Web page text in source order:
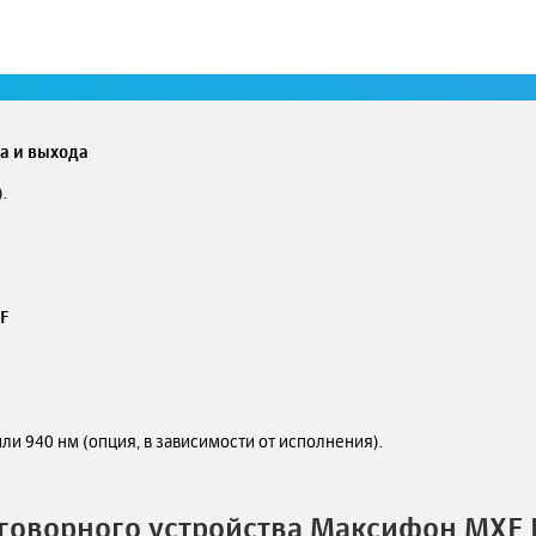
и выхода
940 нм (опция, в зависимости от исполнения).
устройства Максифон МХF